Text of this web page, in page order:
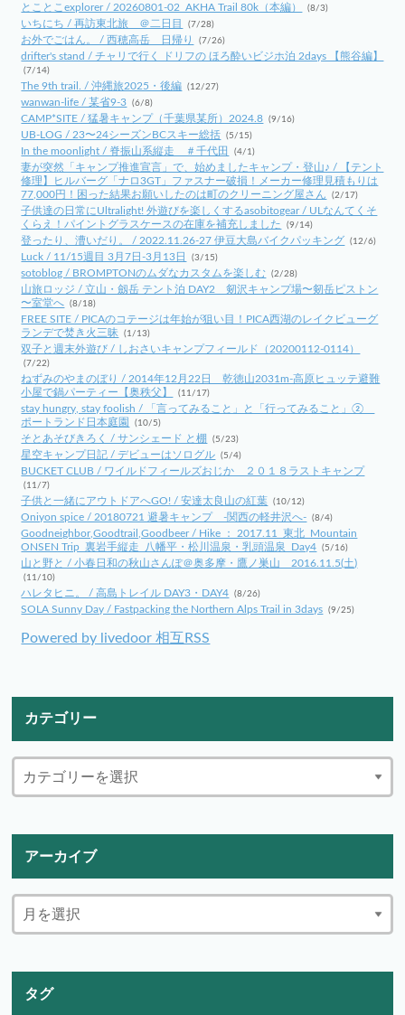
とことこexplorer / 20260801-02_AKHA Trail 80k（本編） (8/3)
いちにち / 再訪東北旅 ＠二日目 (7/28)
お外でごはん。 / 西穂高岳 日帰り (7/26)
drifter's stand / チャリで行く ドリフの ほろ酔いビジホ泊 2days 【熊谷編】
(7/14)
The 9th trail. / 沖縄旅2025・後編 (12/27)
wanwan-life / 某省9-3 (6/8)
CAMP*SITE / 猛暑キャンプ（千葉県某所）2024.8 (9/16)
UB-LOG / 23〜24シーズンBCスキー総括 (5/15)
In the moonlight / 脊振山系縦走 ＃千代田 (4/1)
妻が突然「キャンプ推進宣言」で、始めましたキャンプ・登山♪ / 【テント
修理】ヒルバーグ「ナロ3GT」ファスナー破損！メーカー修理見積もりは
77,000円！困った結果お願いしたのは町のクリーニング屋さん
(2/17)
子供達の日常にUltralight! 外遊びを楽しくするasobitogear / ULなんてくそ
くらえ！パイントグラスケースの在庫を補充しました
(9/14)
登ったり、漕いだり。 / 2022.11.26-27 伊豆大島バイクパッキング (12/6)
Luck / 11/15週目 3月7日-3月13日 (3/15)
sotoblog / BROMPTONのムダなカスタムを楽しむ (2/28)
山旅ロッジ / 立山・劔岳 テント泊 DAY2 剱沢キャンプ場〜剱岳ピストン
〜室堂へ (8/18)
FREE SITE / PICAのコテージは年始が狙い目！PICA西湖のレイクビューグ
ランデで焚き火三昧
(1/13)
双子と週末外遊び / しおさいキャンプフィールド（20200112-0114）
(7/22)
ねずみのやまのぼり / 2014年12月22日 乾徳山2031m-高原ヒュッテ避難
小屋で鍋パーティー【奥秩父】
(11/17)
stay hungry, stay foolish / 「言ってみること」と「行ってみること」②
ポートランド日本庭園
(10/5)
そとあそびきろく / サンシェード と棚 (5/23)
星空キャンプ日記 / デビューはソログル (5/4)
BUCKET CLUB / ワイルドフィールズおじか ２０１８ラストキャンプ
(11/7)
子供と一緒にアウトドアへGO! / 安達太良山の紅葉 (10/12)
Oniyon spice / 20180721 避暑キャンプ -関西の軽井沢へ- (8/4)
Goodneighbor,Goodtrail,Goodbeer / Hike ： 2017.11_東北_Mountain
ONSEN Trip_裏岩手縦走_八幡平・松川温泉・乳頭温泉_Day4 (5/16)
山と野と / 小春日和の秋山さんぽ＠奥多摩・鷹ノ巣山 2016.11.5(土)
(11/10)
ハレタヒニ。 / 高島トレイル DAY3・DAY4 (8/26)
SOLA Sunny Day / Fastpacking the Northern Alps Trail in 3days (9/25)
Powered by livedoor 相互RSS
カテゴリー
アーカイブ
タグ